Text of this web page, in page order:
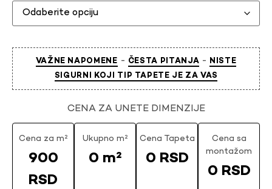
VAŽNE NAPOMENE - ČESTA PITANJA - NISTE
SIGURNI KOJI TIP TAPETE JE ZA VAS
CENA ZA UNETE DIMENZIJE
Cena za m²
900
RSD
Ukupno m²
0 m²
Cena Tapeta
0 RSD
Cena sa
montažom
0 RSD